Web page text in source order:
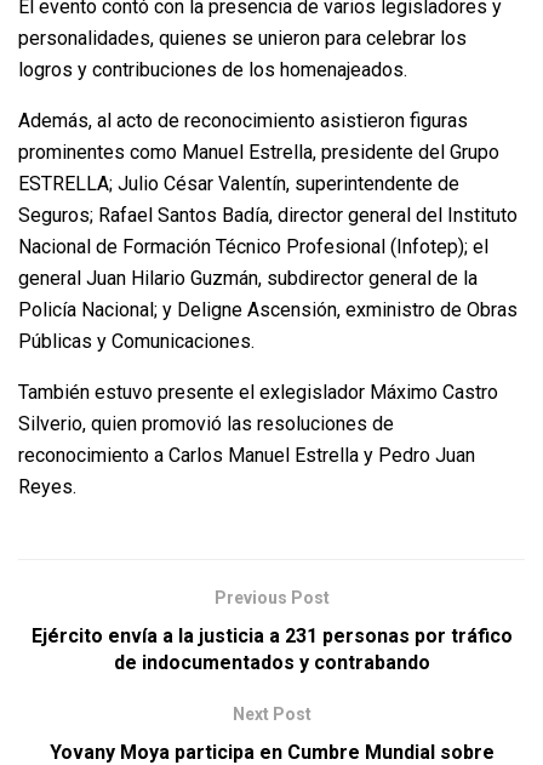
El evento contó con la presencia de varios legisladores y
personalidades, quienes se unieron para celebrar los
logros y contribuciones de los homenajeados.
Además, al acto de reconocimiento asistieron figuras
prominentes como Manuel Estrella, presidente del Grupo
ESTRELLA; Julio César Valentín, superintendente de
Seguros; Rafael Santos Badía, director general del Instituto
Nacional de Formación Técnico Profesional (Infotep); el
general Juan Hilario Guzmán, subdirector general de la
Policía Nacional; y Deligne Ascensión, exministro de Obras
Públicas y Comunicaciones.
También estuvo presente el exlegislador Máximo Castro
Silverio, quien promovió las resoluciones de
reconocimiento a Carlos Manuel Estrella y Pedro Juan
Reyes.
Previous Post
Ejército envía a la justicia a 231 personas por tráfico
de indocumentados y contrabando
Next Post
Yovany Moya participa en Cumbre Mundial sobre